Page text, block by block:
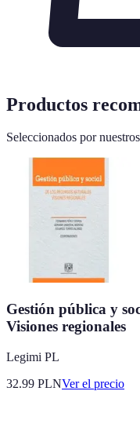
Productos
Seleccionados por
Gestión pública y
Visiones regionales
Legimi PL
32.99 PLNVer el precio